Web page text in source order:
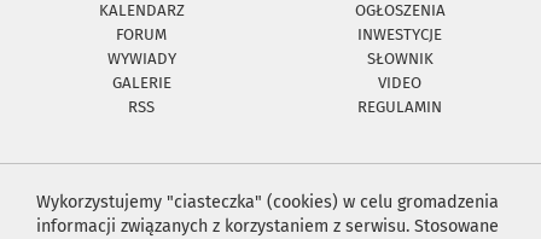
KALENDARZ
OGŁOSZENIA
FORUM
INWESTYCJE
WYWIADY
SŁOWNIK
GALERIE
VIDEO
RSS
REGULAMIN
Wykorzystujemy "ciasteczka" (cookies) w celu gromadzenia
informacji związanych z korzystaniem z serwisu. Stosowane